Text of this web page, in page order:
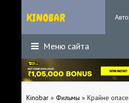
Меню сайта
Kinobar » Фильмы » Крайне